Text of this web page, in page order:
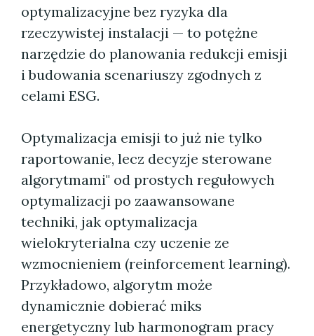
optymalizacyjne bez ryzyka dla
rzeczywistej instalacji — to potężne
narzędzie do planowania redukcji emisji
i budowania scenariuszy zgodnych z
celami ESG.
Optymalizacja emisji to już nie tylko
raportowanie, lecz decyzje sterowane
algorytmami" od prostych regułowych
optymalizacji po zaawansowane
techniki, jak optymalizacja
wielokryterialna czy uczenie ze
wzmocnieniem (reinforcement learning).
Przykładowo, algorytm może
dynamicznie dobierać miks
energetyczny lub harmonogram pracy